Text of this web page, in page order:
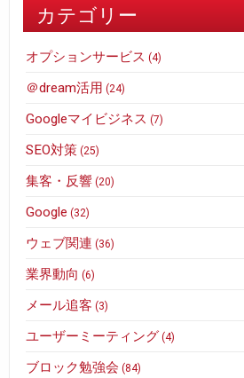
カテゴリー
オプションサービス (4)
＠dream活用 (24)
Googleマイビジネス (7)
SEO対策 (25)
集客・反響 (20)
Google (32)
ウェブ関連 (36)
業界動向 (6)
メール追客 (3)
ユーザーミーティング (4)
ブロック勉強会 (84)